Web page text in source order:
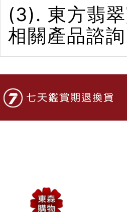
(3). 東方翡
相關產品諮